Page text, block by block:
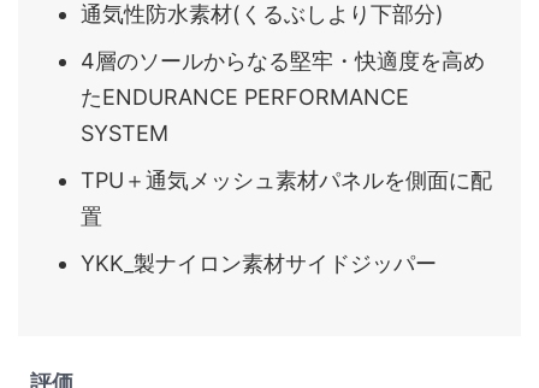
通気性防水素材(くるぶしより下部分)
4層のソールからなる堅牢・快適度を高め
たENDURANCE PERFORMANCE
SYSTEM
TPU＋通気メッシュ素材パネルを側面に配
置
YKK_製ナイロン素材サイドジッパー
評価